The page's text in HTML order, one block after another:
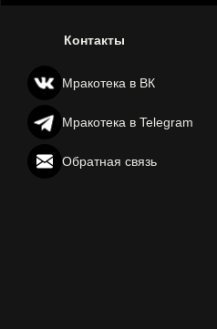
Контакты
Мракотека в ВК
Мракотека в Telegram
Обратная связь